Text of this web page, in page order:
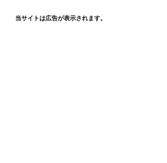
当サイトは広告が表示されます。